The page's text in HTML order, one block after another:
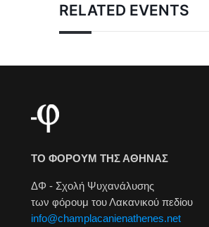
RELATED EVENTS
ΤΟ ΦΟΡΟΥΜ ΤΗΣ ΑΘΗΝΑΣ
ΔΦ - Σχολή Ψυχανάλυσης
των φόρουμ του Λακανικού πεδίου
info@champlacanienathenes.net